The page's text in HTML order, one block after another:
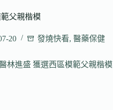
父親楷模
20 發燒快看, 醫藥保健
林進盛 獲選西區模範父親楷模